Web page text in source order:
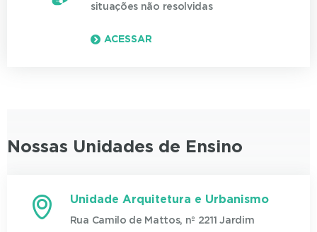
situações não resolvidas
ACESSAR
Nossas Unidades de Ensino
Unidade Arquitetura e Urbanismo
Rua Camilo de Mattos, nº 2211 Jardim